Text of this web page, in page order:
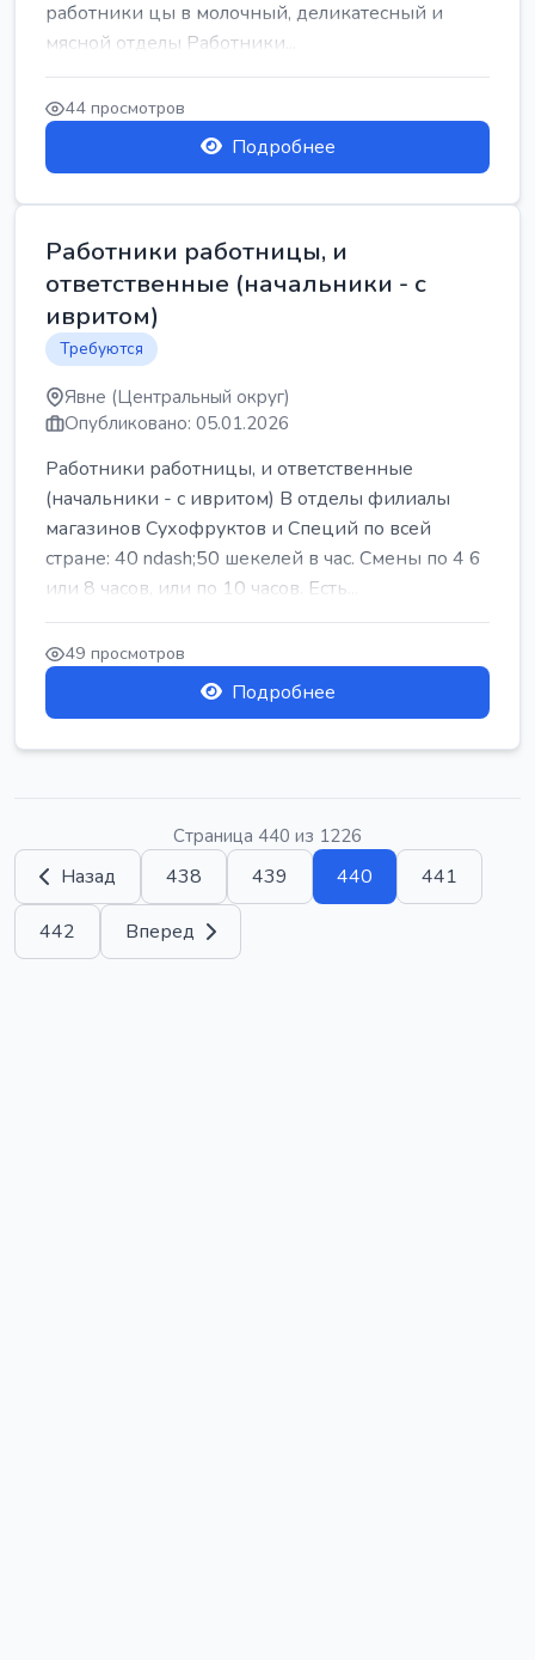
работники цы в молочный, деликатесный и
мясной отделы Работники...
44 просмотров
Подробнее
Работники работницы, и
ответственные (начальники - с
ивритом)
Требуются
Явне (Центральный округ)
Опубликовано: 05.01.2026
Работники работницы, и ответственные
(начальники - с ивритом) В отделы филиалы
магазинов Сухофруктов и Специй по всей
стране: 40 ndash;50 шекелей в час. Смены по 4 6
или 8 часов, или по 10 часов. Есть...
49 просмотров
Подробнее
Страница 440 из 1226
Назад 438 439 440 441
442 Вперед